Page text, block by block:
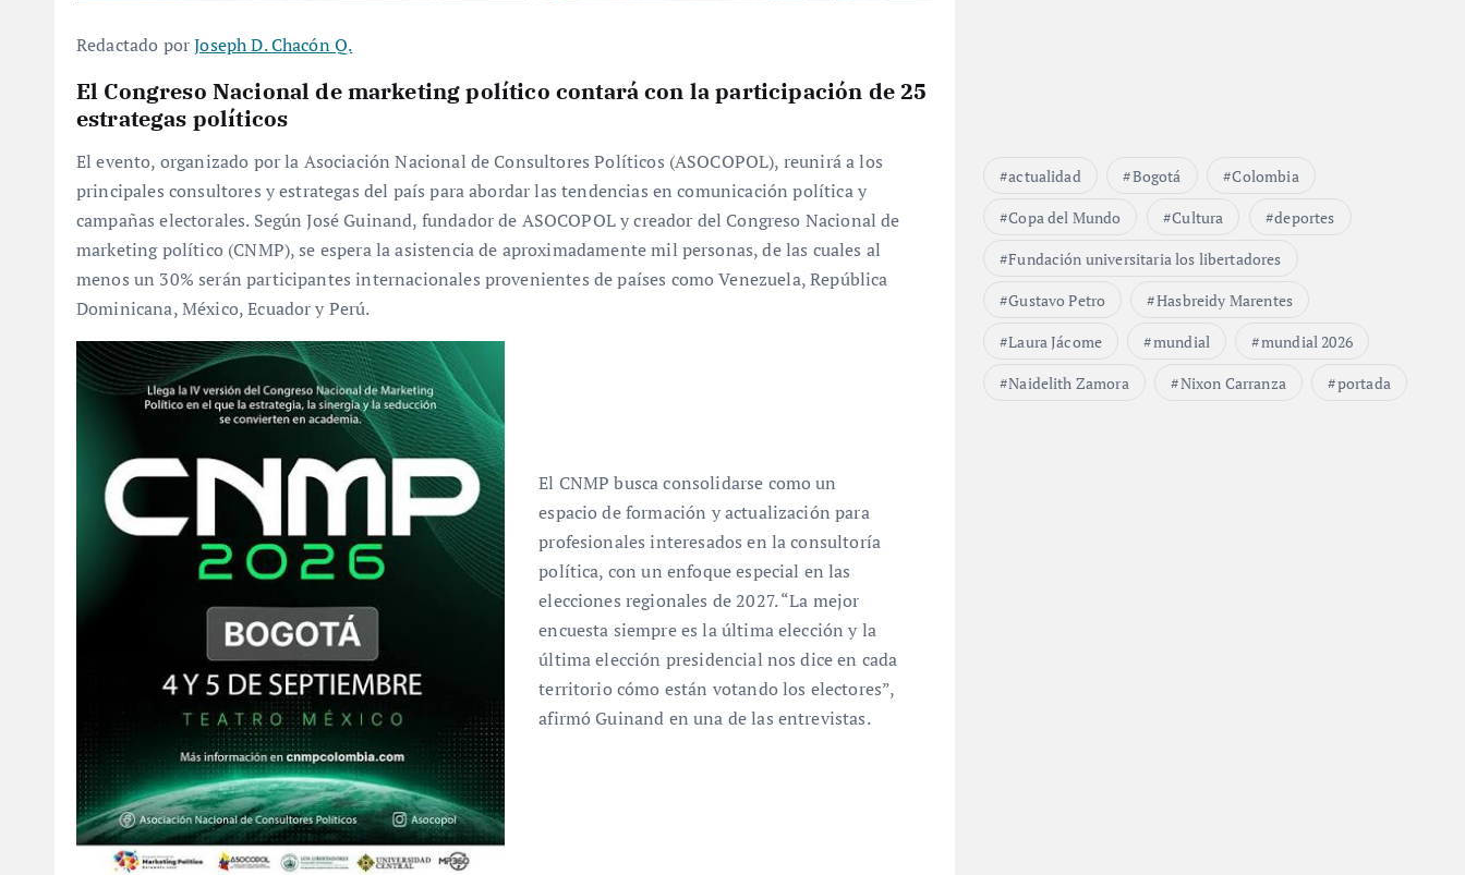
Redactado porJoseph D. Chacón Q.
El Congreso Nacional de marketing político contará con la participación de 25
estrategas políticos
El evento, organizado por la Asociación Nacional de Consultores Políticos (ASOCOPOL), reunirá a los
principales consultores y estrategas del país para abordar las tendencias en comunicación política y
campañas electorales. Según José Guinand, fundador de ASOCOPOL y creador del Congreso Nacional de
marketing político (CNMP), se espera la asistencia de aproximadamente mil personas, de las cuales al
menos un 30% serán participantes internacionales provenientes de países como Venezuela, República
Dominicana, México, Ecuador y Perú.
El CNMP busca consolidarse como un
espacio de formación y actualización para
profesionales interesados en la consultoría
política, con un enfoque especial en las
elecciones regionales de 2027. “La mejor
encuesta siempre es la última elección y la
última elección presidencial nos dice en cada
territorio cómo están votando los electores”,
afirmó Guinand en una de las entrevistas.
actualidad Bogotá
Colombia
Copa del Mundo
Cultura
deportes
Fundación universitaria los libertadores
Gustavo Petro
Hasbreidy Marentes
Laura Jácome
mundial
mundial 2026
Naidelith Zamora
Nixon Carranza portada